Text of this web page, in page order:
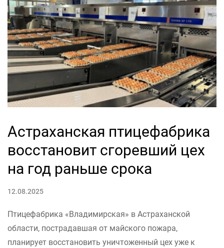
Астраханская птицефабрика
восстановит сгоревший цех
на год раньше срока
12.08.2025
Птицефабрика «Владимирская» в Астраханской
области, пострадавшая от майского пожара,
планирует восстановить уничтоженный цех уже к